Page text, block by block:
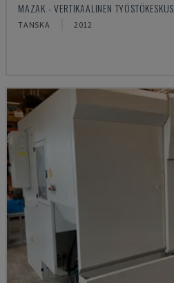
MAZAK - VERTIKAALINEN TYÖSTÖKESKUS
TANSKA 2012